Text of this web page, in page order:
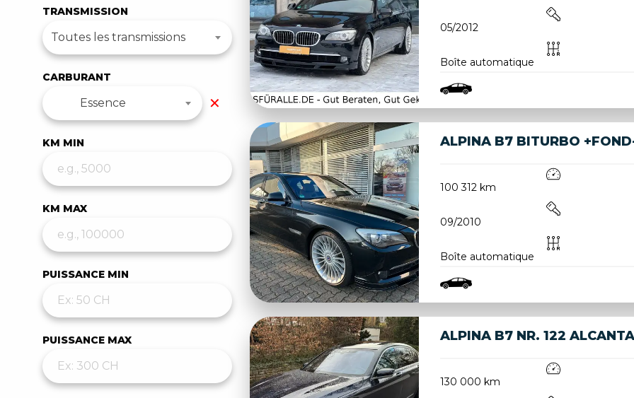
TRANSMISSION
Toutes les transmissions
CARBURANT
Essence ✕
KM MIN
KM MAX
PUISSANCE MIN
PUISSANCE MAX
05/2012
Boîte automatique
ALPINA B7 BITURBO
100 312 km
09/2010
Boîte automatique
ALPINA B7 NR. 122
130 000 km